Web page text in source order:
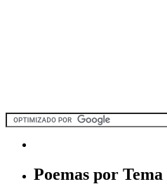
Poemas por Tema